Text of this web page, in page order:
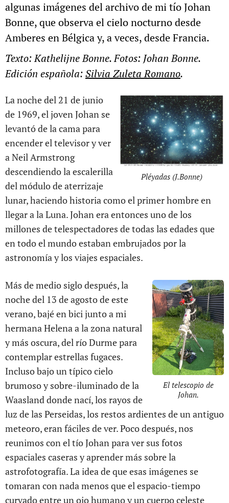
algunas imágenes del archivo de mi tío Johan
Bonne, que observa el cielo nocturno desde
Amberes en Bélgica y, a veces, desde Francia.
Texto: Kathelijne Bonne. Fotos: Johan Bonne.
Edición española:Silvia Zuleta Romano.
Pléyadas (J.Bonne)
La noche del 21 de junio
de 1969, el joven Johan se
levantó de la cama para
encender el televisor y ver
a Neil Armstrong
descendiendo la escalerilla
del módulo de aterrizaje
lunar, haciendo historia como el primer hombre en
llegar a la Luna. Johan era entonces uno de los
millones de telespectadores de todas las edades que
en todo el mundo estaban embrujados por la
astronomía y los viajes espaciales.
El telescopio de
Johan.
Más de medio siglo después, la
noche del 13 de agosto de este
verano, bajé en bici junto a mi
hermana Helena a la zona natural
y más oscura, del río Durme para
contemplar estrellas fugaces.
Incluso bajo un típico cielo
brumoso y sobre-iluminado de la
Waasland donde nací, los rayos de
luz de las Perseidas, los restos ardientes de un antiguo
meteoro, eran fáciles de ver. Poco después, nos
reunimos con el tío Johan para ver sus fotos
espaciales caseras y aprender más sobre la
astrofotografía. La idea de que esas imágenes se
tomaran con nada menos que el espacio-tiempo
curvado entre un ojo humano y un cuerpo celeste